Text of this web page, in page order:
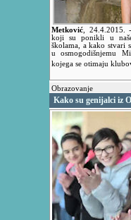
Metković 24.4.2015.
koji su ponikli u
školama, a kako stvari
u osmogodišnjemu
kojega se otimaju
Obrazovanje
Kako su genijalci iz